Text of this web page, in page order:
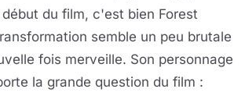
du film, c'est bien Forest
semble un peu brutale
fois merveille. Son personnage
la grande question du film :